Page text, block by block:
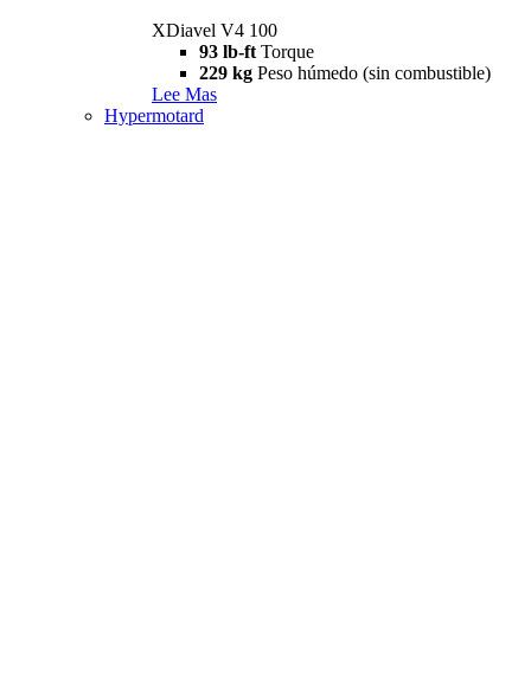
XDiavel V4 100
93 lb-ft Torque
229 kg Peso húmedo (sin combustible)
Lee Mas
Hypermotard